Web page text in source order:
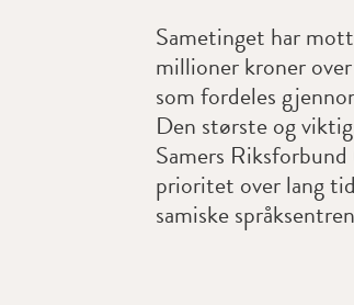
Sametinget har
millioner kroner
som fordeles
Den største og
Samers
prioritet over lang
samiske